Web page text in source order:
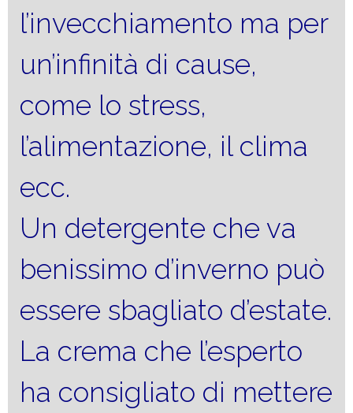
l’invecchiamento ma per
un’infinità di cause,
come lo stress,
l’alimentazione, il clima
ecc.
Un detergente che va
benissimo d’inverno può
essere sbagliato d’estate.
La crema che l’esperto
ha consigliato di mettere